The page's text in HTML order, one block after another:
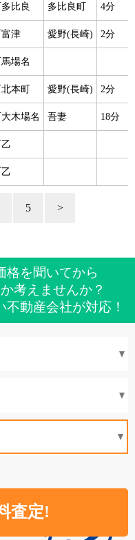
比良 多比良町 4分
津 愛野(長崎) 2分
場名
本町 愛野(長崎) 2分
木場名 吾妻 18分
5 >
格を聞いてから
考えませんか？
動産会社が対応！